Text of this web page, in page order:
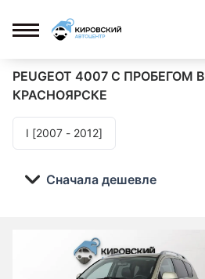
PEUGEOT 4007 С ПРОБЕГОМ В
КРАСНОЯРСКЕ
I [2007 - 2012]
Сначала дешевле